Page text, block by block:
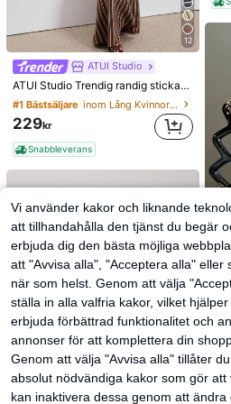
12
ATUI Studio
ATUI Studio Trendig randig stickad klänning för kvinnor, sommar
#1 Bästsäljare inom Lång Kvinnors tröjklänningar
229kr
Snabbleverans
#1
#1
#1
#1
38
Vi använder kakor och liknande
att tillhandahålla den tjänst du begär
erbjuda dig den bästa möjliga
att "Avvisa alla", "Acceptera alla" eller
när som helst. Genom att välja
ställa in alla valfria kakor, vilket
erbjuda förbättrad funktionalitet och
annonser för att komplettera din
Genom att välja "Avvisa alla" tillåter
absolut nödvändiga kakor som gör
kan inaktivera dessa genom att ändra